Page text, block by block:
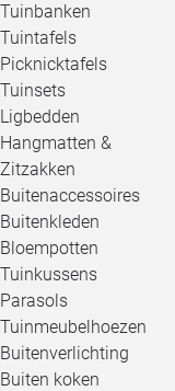
Tuinbanken
Tuintafels
Picknicktafels
Tuinsets
Ligbedden
Hangmatten &
Zitzakken
Buitenaccessoires
Buitenkleden
Bloempotten
Tuinkussens
Parasols
Tuinmeubelhoezen
Buitenverlichting
Buiten koken